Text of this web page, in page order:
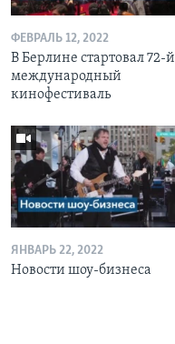
ФЕВРАЛЬ 12, 2022
В Берлине стартовал 72-й
международный
кинофестиваль
ЯНВАРЬ 22, 2022
Новости шоу-бизнеса